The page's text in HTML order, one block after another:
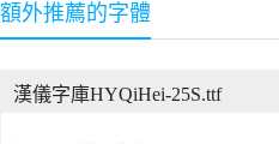
額外推薦的字體
漢儀字庫HYQiHei-25S.ttf